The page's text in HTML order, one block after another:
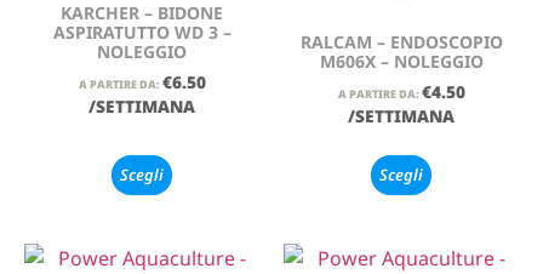
KARCHER – BIDONE
ASPIRATUTTO WD 3 –
NOLEGGIO
A PARTIRE DA: €6.50
/SETTIMANA
Scegli
RALCAM – ENDOSCOPIO
M606X – NOLEGGIO
A PARTIRE DA: €4.50
/SETTIMANA
Scegli